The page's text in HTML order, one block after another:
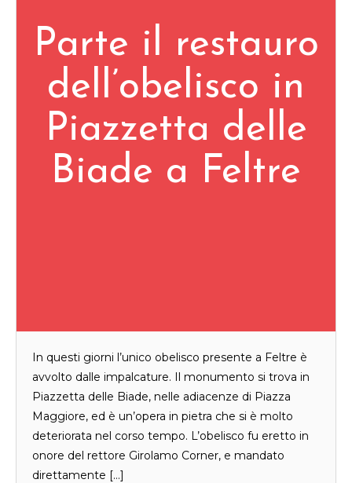
Parte il restauro
dell’obelisco in
Piazzetta delle
Biade a Feltre
In questi giorni l’unico obelisco presente a Feltre è
avvolto dalle impalcature. Il monumento si trova in
Piazzetta delle Biade, nelle adiacenze di Piazza
Maggiore, ed è un’opera in pietra che si è molto
deteriorata nel corso tempo. L’obelisco fu eretto in
onore del rettore Girolamo Corner, e mandato
direttamente […]